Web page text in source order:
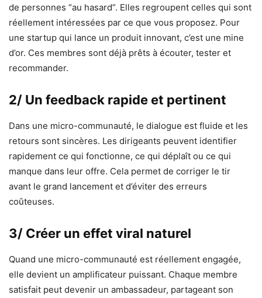
de personnes “au hasard”. Elles regroupent celles qui sont
réellement intéressées par ce que vous proposez. Pour
une startup qui lance un produit innovant, c’est une mine
d’or. Ces membres sont déjà prêts à écouter, tester et
recommander.
2/ Un feedback rapide et pertinent
Dans une micro-communauté, le dialogue est fluide et les
retours sont sincères. Les dirigeants peuvent identifier
rapidement ce qui fonctionne, ce qui déplaît ou ce qui
manque dans leur offre. Cela permet de corriger le tir
avant le grand lancement et d’éviter des erreurs
coûteuses.
3/ Créer un effet viral naturel
Quand une micro-communauté est réellement engagée,
elle devient un amplificateur puissant. Chaque membre
satisfait peut devenir un ambassadeur, partageant son